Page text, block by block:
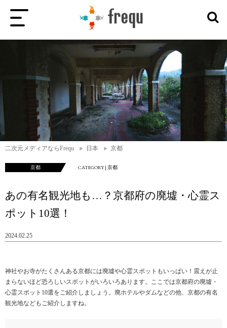
二次元メディアならFrequ 日本 京都
京都 CATEGORY | 京都
あの有名観光地も…？京都府の廃墟・心霊ス
ポット10選！
2024.02.25
神社やお寺がたくさんある京都には廃墟や心霊スポットもいっぱい！震えが止
まらないほど恐ろしいスポットがいろいろあります。ここでは京都府の廃墟・
心霊スポット10選をご紹介しましょう。廃ホテルやダムなどの他、京都の有名
観光地などもご紹介しますね。